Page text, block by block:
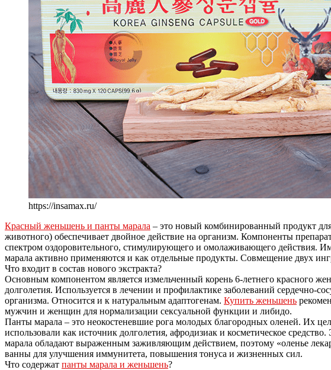
https://insamax.ru/
Красный женьшень и панты марала – это новый комбинированный продукт
животного) обеспечивает двойное действие на организм. Компоненты
спектром оздоровительного, стимулирующего и омолаживающего действия.
марала активно применяются и как отдельные продукты. Совмещение двух
Что входит в состав нового экстракта?
Основным компонентом является измельченный корень 6-летнего красного
долголетия. Используется в лечении и профилактике заболеваний
организма. Относится и к натуральным адаптогенам. Купить женьшень
мужчин и женщин для нормализации сексуальной функции и либидо.
Панты марала – это неокостеневшие рога молодых благородных оленей. Их
использовали как источник долголетия, афродизиак и косметическое
марала обладают выраженным заживляющим действием, поэтому «оленье
ванны для улучшения иммунитета, повышения тонуса и жизненных сил.
Что содержат панты марала и женьшень?